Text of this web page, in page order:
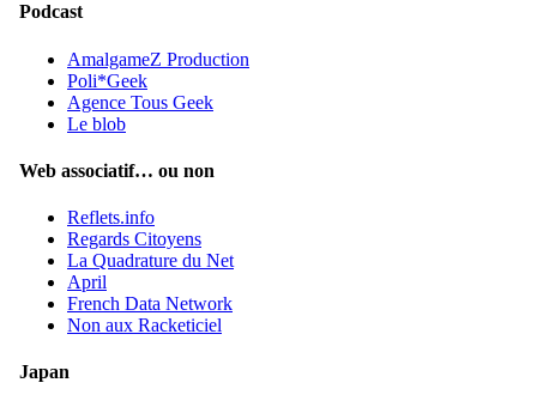
Podcast
AmalgameZ Production
Poli*Geek
Agence Tous Geek
Le blob
Web associatif… ou non
Reflets.info
Regards Citoyens
La Quadrature du Net
April
French Data Network
Non aux Racketiciel
Japan